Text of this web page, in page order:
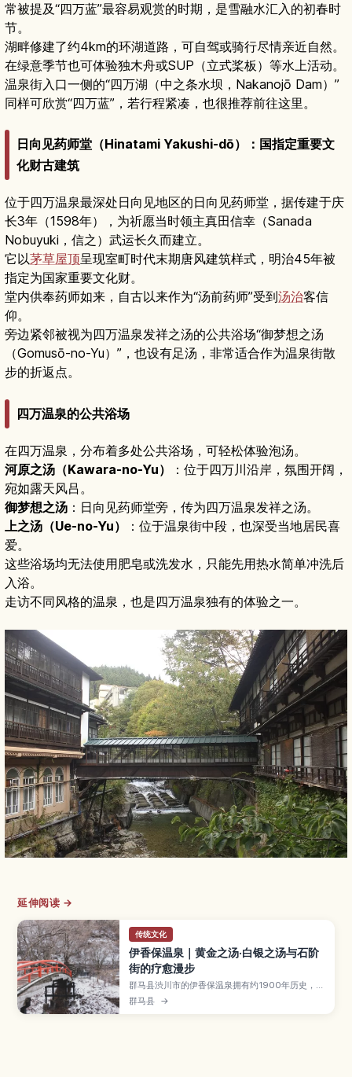
常被提及“四万蓝”最容易观赏的时期，是雪融水汇入的初春时
节。
湖畔修建了约4km的环湖道路，可自驾或骑行尽情亲近自然。
在绿意季节也可体验独木舟或SUP（立式桨板）等水上活动。
温泉街入口一侧的“四万湖（中之条水坝，Nakanojō Dam）”
同样可欣赏“四万蓝”，若行程紧凑，也很推荐前往这里。
日向见药师堂（Hinatami Yakushi-dō）：国指定重要文
化财古建筑
位于四万温泉最深处日向见地区的日向见药师堂，据传建于庆
长3年（1598年），为祈愿当时领主真田信幸（Sanada
Nobuyuki，信之）武运长久而建立。
它以茅草屋顶呈现室町时代末期唐风建筑样式，明治45年被
指定为国家重要文化财。
堂内供奉药师如来，自古以来作为“汤前药师”受到汤治客信
仰。
旁边紧邻被视为四万温泉发祥之汤的公共浴场“御梦想之汤
（Gomusō-no-Yu）”，也设有足汤，非常适合作为温泉街散
步的折返点。
四万温泉的公共浴场
在四万温泉，分布着多处公共浴场，可轻松体验泡汤。
河原之汤（Kawara-no-Yu）
：位于四万川沿岸，氛围开阔，
宛如露天风吕。
御梦想之汤 ：日向见药师堂旁，传为四万温泉发祥之汤。
上之汤（Ue-no-Yu）
：位于温泉街中段，也深受当地居民喜
爱。
这些浴场均无法使用肥皂或洗发水，只能先用热水简单冲洗后
入浴。
走访不同风格的温泉，也是四万温泉独有的体验之一。
延伸阅读 →
传统文化
伊香保温泉｜黄金之汤·白银之汤与石阶
街的疗愈漫步
群马县渋川市的伊香保温泉拥有约1900年历史，以
含铁的“黄金之汤”、清澈的“白银之汤”和365级石
阶街而闻名。本文介绍两种泉质的功效、推荐的露
群马县 →